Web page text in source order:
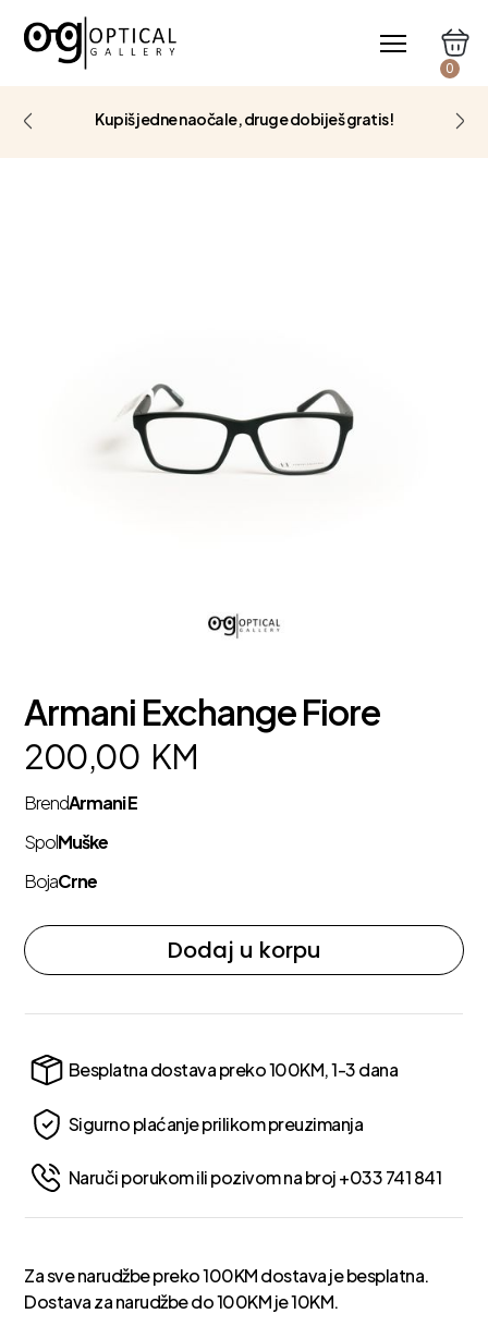
0
Kupiš jedne naočale, druge dobiješ gratis!
Armani Exchange Fiore
200,00 KM
BrendArmani E
SpolMuške
BojaCrne
Dodaj u korpu
Besplatna dostava preko 100KM, 1-3 dana
Sigurno plaćanje prilikom preuzimanja
Naruči porukom ili pozivom na broj +033 741 841
Za sve narudžbe preko 100KM dostava je besplatna.
Dostava za narudžbe do 100KM je 10KM.